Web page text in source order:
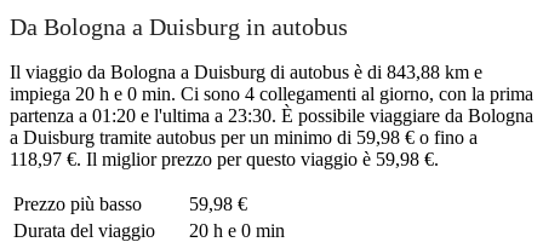
Da Bologna a Duisburg in autobus
Il viaggio da Bologna a Duisburg di autobus è di 843,88 km e
impiega 20 h e 0 min. Ci sono 4 collegamenti al giorno, con la prima
partenza a 01:20 e l'ultima a 23:30. È possibile viaggiare da Bologna
a Duisburg tramite autobus per un minimo di 59,98 € o fino a
118,97 €. Il miglior prezzo per questo viaggio è 59,98 €.
Prezzo più basso
59,98 €
Durata del viaggio
20 h e 0 min